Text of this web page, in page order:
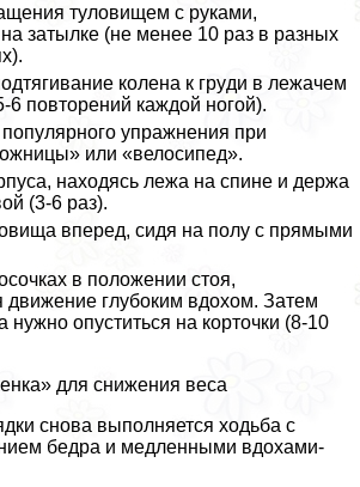
туловищем с руками,
затылке (не менее 10 раз в разных
колена к гpyди в лежачем
6 повторений каждой ногой).
упражнения при
или «велосипед».
находясь лежа на спине и держа
(3-6 раз).
вперед, сидя на полу с прямыми
в положении стоя,
движение глубоким вдохом. Затем
нужно опуститься на корточки (8-10
для cнижeния вeса
снова выполняется ходьба с
бедра и медленными вдохами-